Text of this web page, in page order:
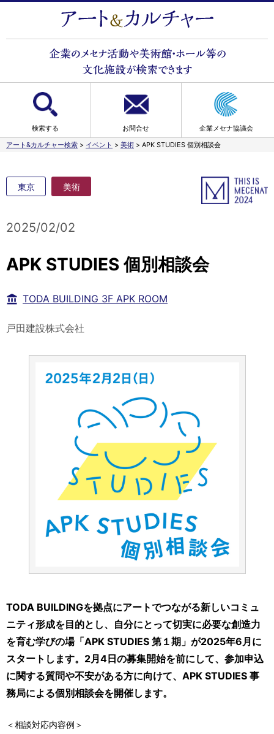
検索する お問合せ
企業メセナ協議会
アート&カルチャー検索 > イベント > 美術 > APK STUDIES 個別相談会
東京 美術
2025/02/02
APK STUDIES 個別相談会
TODA BUILDING 3F APK ROOM
戸田建設株式会社
TODA BUILDINGを拠点にアートでつながる新しいコミュ
ニティ形成を目的とし、自分にとって切実に必要な創造力
を育む学びの場「APK STUDIES 第１期」が2025年6月に
スタートします。2月4日の募集開始を前にして、参加申込
に関する質問や不安がある方に向けて、APK STUDIES 事
務局による個別相談会を開催します。
＜相談対応内容例＞